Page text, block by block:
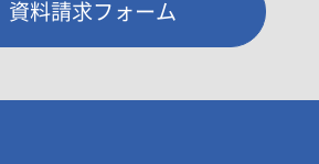
資料請求フォーム